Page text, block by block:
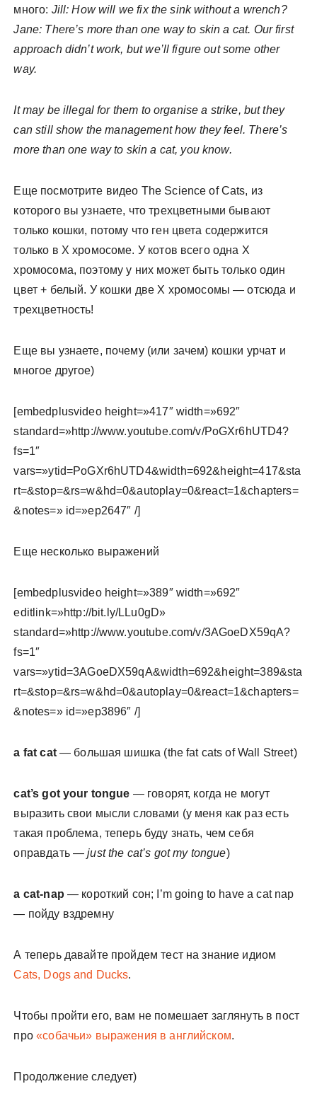
много: Jill: How will we fix the sink without a wrench?
Jane: There’s more than one way to skin a cat. Our first
approach didn’t work, but we’ll figure out some other
way.
It may be illegal for them to organise a strike, but they
can still show the management how they feel. There’s
more than one way to skin a cat, you know.
Еще посмотрите видео The Science of Cats, из
которого вы узнаете, что трехцветными бывают
только кошки, потому что ген цвета содержится
только в Х хромосоме. У котов всего одна Х
хромосома, поэтому у них может быть только один
цвет + белый. У кошки две Х хромосомы — отсюда и
трехцветность!
Еще вы узнаете, почему (или зачем) кошки урчат и
многое другое)
[embedplusvideo height=»417″ width=»692″
standard=»http://www.youtube.com/v/PoGXr6hUTD4?
fs=1″
vars=»ytid=PoGXr6hUTD4&width=692&height=417&sta
rt=&stop=&rs=w&hd=0&autoplay=0&react=1&chapters=
&notes=» id=»ep2647″ /]
Еще несколько выражений
[embedplusvideo height=»389″ width=»692″
editlink=»http://bit.ly/LLu0gD»
standard=»http://www.youtube.com/v/3AGoeDX59qA?
fs=1″
vars=»ytid=3AGoeDX59qA&width=692&height=389&sta
rt=&stop=&rs=w&hd=0&autoplay=0&react=1&chapters=
&notes=» id=»ep3896″ /]
a fat cat— большая шишка (the fat cats of Wall Street)
cat’s got your tongue — говорят, когда не могут
выразить свои мысли словами (у меня как раз есть
такая проблема, теперь буду знать, чем себя
оправдать — just the cat’s got my tongue)
a cat-nap — короткий сон; I’m going to have a cat nap
— пойду вздремну
А теперь давайте пройдем тест на знание идиом
Cats, Dogs and Ducks.
Чтобы пройти его, вам не помешает заглянуть в пост
про«собачьи» выражения в английском.
Продолжение следует)